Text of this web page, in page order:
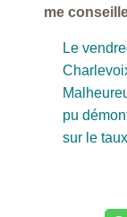
me
Le
pu
sur le